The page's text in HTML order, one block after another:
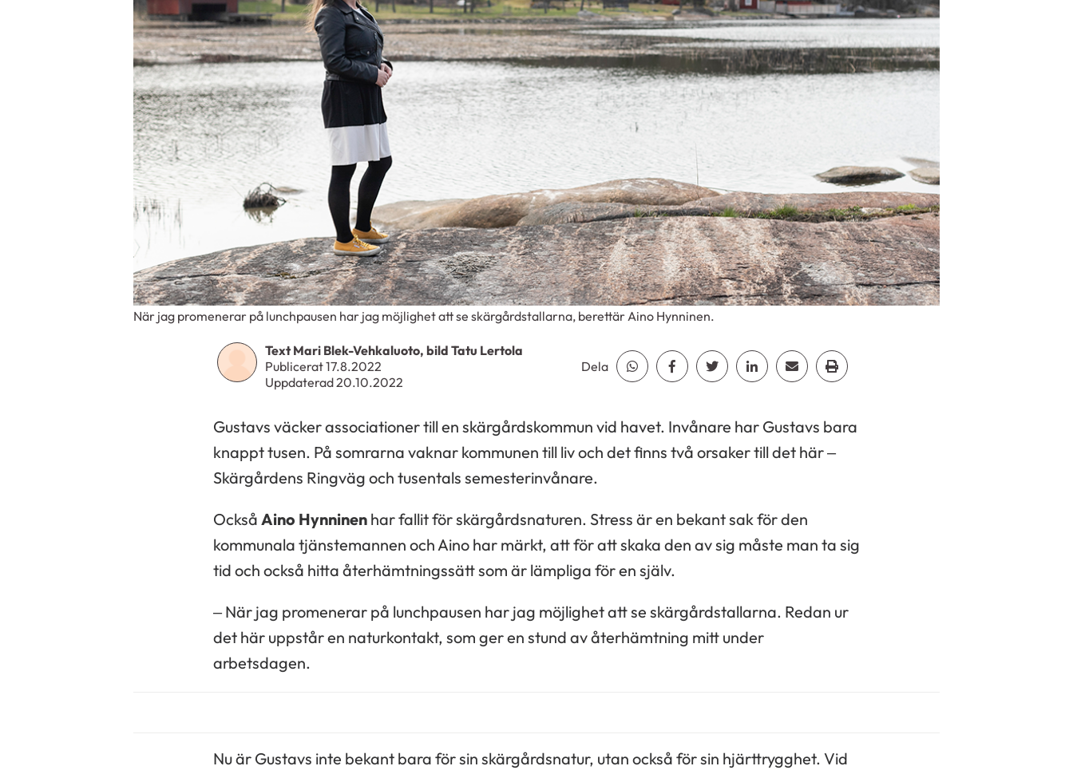
Text Mari Blek-Vehkaluoto, bild Tatu Lertola
Publicerat 17.8.2022
Uppdaterad 20.10.2022
Dela Dela Whatsapp
Dela Facebook
Dela TwitterDela Linkedin
Dela EmailDela Print
När jag promenerar på lunchpausen har jag möjlighet att se skärgårdstallarna, berettär Aino Hynninen.
Gustavs väcker associationer till en skärgårdskommun vid havet. Invånare har Gustavs bara
knappt tusen. På somrarna vaknar kommunen till liv och det finns två orsaker till det här –
Skärgårdens Ringväg och tusentals semesterinvånare.
Också Aino Hynninen har fallit för skärgårdsnaturen. Stress är en bekant sak för den
kommunala tjänstemannen och Aino har märkt, att för att skaka den av sig måste man ta sig
tid och också hitta återhämtningssätt som är lämpliga för en själv.
– När jag promenerar på lunchpausen har jag möjlighet att se skärgårdstallarna. Redan ur
det här uppstår en naturkontakt, som ger en stund av återhämtning mitt under
arbetsdagen.
Nu är Gustavs inte bekant bara för sin skärgårdsnatur, utan också för sin hjärttrygghet. Vid